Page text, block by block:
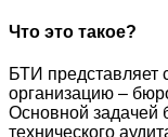
Что это такое?
БТИ представляет
организацию –
Основной задачей
технического